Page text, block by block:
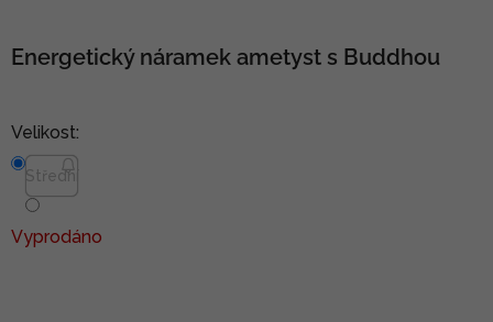
Energetický náramek ametyst s Buddhou
Vyprodáno
Velikost:
Střední